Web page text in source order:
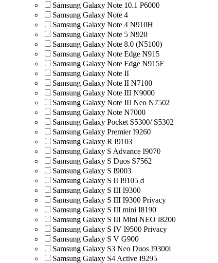
Samsung Galaxy Note 10.1 P6000
Samsung Galaxy Note 4
Samsung Galaxy Note 4 N910H
Samsung Galaxy Note 5 N920
Samsung Galaxy Note 8.0 (N5100)
Samsung Galaxy Note Edge N915
Samsung Galaxy Note Edge N915F
Samsung Galaxy Note II
Samsung Galaxy Note II N7100
Samsung Galaxy Note III N9000
Samsung Galaxy Note III Neo N7502
Samsung Galaxy Note N7000
Samsung Galaxy Pocket S5300/ S5302
Samsung Galaxy Premier I9260
Samsung Galaxy R I9103
Samsung Galaxy S Advance I9070
Samsung Galaxy S Duos S7562
Samsung Galaxy S I9003
Samsung Galaxy S II I9105 d
Samsung Galaxy S III I9300
Samsung Galaxy S III I9300 Privacy
Samsung Galaxy S III mini I8190
Samsung Galaxy S III Mini NEO I8200
Samsung Galaxy S IV I9500 Privacy
Samsung Galaxy S V G900
Samsung Galaxy S3 Neo Duos I9300i
Samsung Galaxy S4 Active I9295